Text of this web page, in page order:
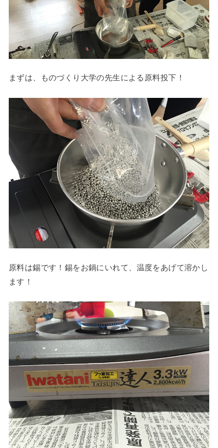
まずは、ものづくり大学の先生による原料投下！
原料は錫です！ 錫をお鍋にいれて、温度をあげて溶かし
ます！